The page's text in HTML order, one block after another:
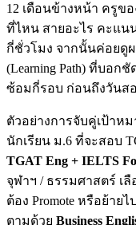
12 เดือนข้างหน้า ครูข
ที่ไหน สายอะไร คะแน
กี่ชั่วโมง จากนั้นค่อยดูผ
(Learning Path) ที่บอก
ซ้อมกี่รอบ ก่อนถึงวันส
ตัวอย่างการจับคู่เป้าห
นักเรียน ม.6 ที่จะสอบ
TGAT Eng + IELTS
จุฬาฯ / ธรรมศาสตร์ เลื
ต้อง Promote หรือย้าย
ตามด้วย Business